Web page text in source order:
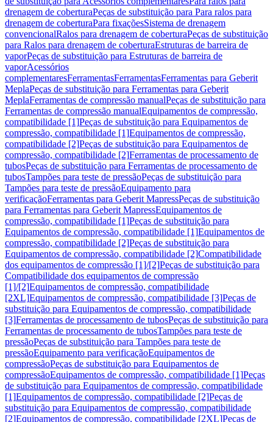
drenagem de coberturaPeças de substituição para Para ralos para
drenagem de coberturaPara fixaçõesSistema de drenagem
convencionalRalos para drenagem de coberturaPeças de substituição
para Ralos para drenagem de coberturaEstruturas de barreira de
vaporPeças de substituição para Estruturas de barreira de
vaporAcessórios
complementaresFerramentasFerramentasFerramentas para Geberit
MeplaPeças de substituição para Ferramentas para Geberit
MeplaFerramentas de compressão manualPeças de substituição para
Ferramentas de compressão manualEquipamentos de compressão,
compatibilidade [1]Peças de substituição para Equipamentos de
compressão, compatibilidade [1]Equipamentos de compressão,
compatibilidade [2]Peças de substituição para Equipamentos de
compressão, compatibilidade [2]Ferramentas de processamento de
tubosPeças de substituição para Ferramentas de processamento de
tubosTampões para teste de pressãoPeças de substituição para
Tampões para teste de pressãoEquipamento para
verificaçãoFerramentas para Geberit MapressPeças de substituição
para Ferramentas para Geberit MapressEquipamentos de
compressão, compatibilidade [1]Peças de substituição para
Equipamentos de compressão, compatibilidade [1]Equipamentos de
compressão, compatibilidade [2]Peças de substituição para
Equipamentos de compressão, compatibilidade [2]Compatibilidade
dos equipamentos de compressão [1]/[2]Peças de substituição para
Compatibilidade dos equipamentos de compressão
[1]/[2]Equipamentos de compressão, compatibilidade
[2XL]Equipamentos de compressão, compatibilidade [3]Peças de
substituição para Equipamentos de compressão, compatibilidade
[3]Ferramentas de processamento de tubosPeças de substituição para
Ferramentas de processamento de tubosTampões para teste de
pressãoPeças de substituição para Tampões para teste de
pressãoEquipamento para verificaçãoEquipamentos de
compressãoPeças de substituição para Equipamentos de
compressãoEquipamentos de compressão, compatibilidade [1]Peças
de substituição para Equipamentos de compressão, compatibilidade
[1]Equipamentos de compressão, compatibilidade [2]Peças de
substituição para Equipamentos de compressão, compatibilidade
[2]Equipamentos de compressão, compatibilidade [2XL]Peças de